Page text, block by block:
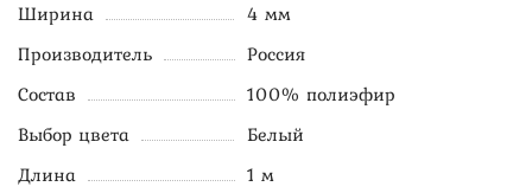
Ширина
4 мм
Производитель
Россия
Состав
100% полиэфир
Выбор цвета
Белый
Длина
1 м